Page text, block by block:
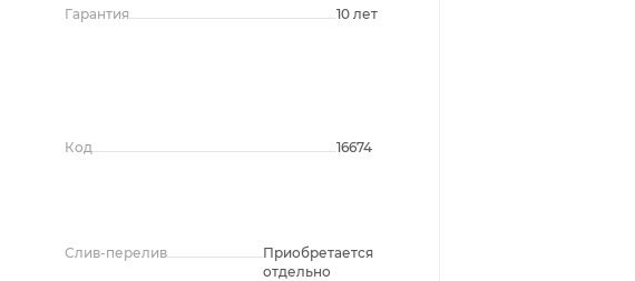
Гарантия 10 лет
Код 16674
Слив-перелив
Приобретается
отдельно